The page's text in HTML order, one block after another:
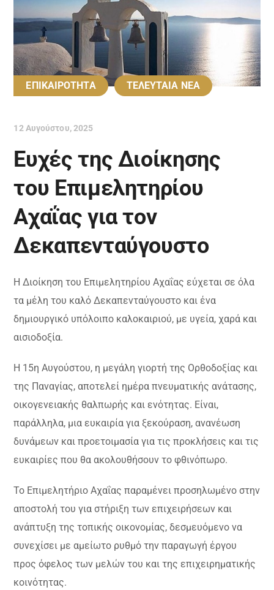
ΕΠΙΚΑΙΡΟΤΗΤΑ ΤΕΛΕΥΤΑΙΑ ΝΕΑ
12 Αυγούστου, 2025
Ευχές της Διοίκησης
του Επιμελητηρίου
Αχαΐας για τον
Δεκαπενταύγουστο
Η Διοίκηση του Επιμελητηρίου Αχαΐας εύχεται σε όλα
τα μέλη του καλό Δεκαπενταύγουστο και ένα
δημιουργικό υπόλοιπο καλοκαιριού, με υγεία, χαρά και
αισιοδοξία.
Η 15η Αυγούστου, η μεγάλη γιορτή της Ορθοδοξίας και
της Παναγίας, αποτελεί ημέρα πνευματικής ανάτασης,
οικογενειακής θαλπωρής και ενότητας. Είναι,
παράλληλα, μια ευκαιρία για ξεκούραση, ανανέωση
δυνάμεων και προετοιμασία για τις προκλήσεις και τις
ευκαιρίες που θα ακολουθήσουν το φθινόπωρο.
Το Επιμελητήριο Αχαΐας παραμένει προσηλωμένο στην
αποστολή του για στήριξη των επιχειρήσεων και
ανάπτυξη της τοπικής οικονομίας, δεσμευόμενο να
συνεχίσει με αμείωτο ρυθμό την παραγωγή έργου
προς όφελος των μελών του και της επιχειρηματικής
κοινότητας.